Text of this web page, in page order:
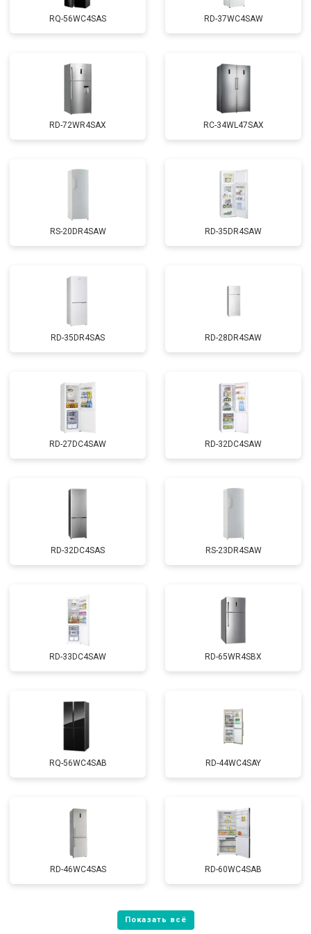
RQ-56WC4SAS RD-37WC4SAW
RD-72WR4SAX RС-34WL47SAX
RS-20DR4SAW RD-35DR4SAW
RD-35DR4SAS RD-28DR4SAW
RD-27DC4SAW RD-32DC4SAW
RD-32DC4SAS RS-23DR4SAW
RD-33DC4SAW RD-65WR4SBX
RQ-56WC4SAB RD-44WC4SAY
RD-46WC4SAS RD-60WC4SAB